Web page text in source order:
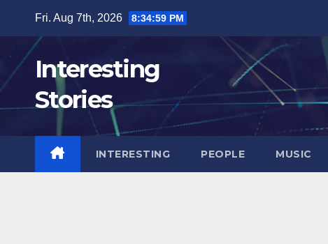
content
Fri. Aug 7th, 2026 8:35:00 PM
Interesting
Stories
INTERESTING PEOPLE MUSIC